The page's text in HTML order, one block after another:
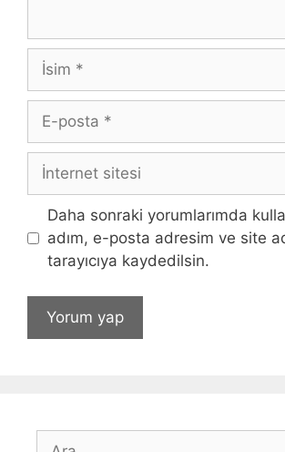
İsim
posta
İnternet
Daha sonraki yorumlarımda
adım, e-posta adresim ve site
tarayıcıya kaydedilsin.